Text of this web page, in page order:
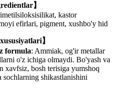
】
kastor
efirlari, pigment, xushbo'y hid
】
formula: Ammiak, og'ir metallar
o'z ichiga olmaydi. Bo'yash va
xavfsiz, bosh terisiga yumshoq
sochlarning shikastlanishini